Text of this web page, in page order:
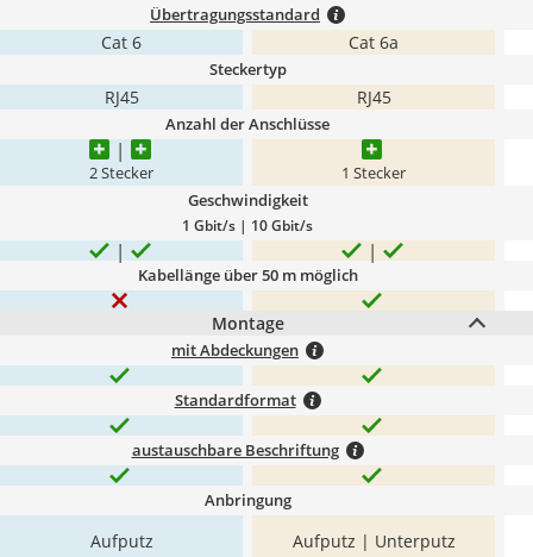
Übertragungsstandard
Cat 6 Cat 6a
Steckertyp
RJ45 RJ45
Anzahl der Anschlüsse
2 Stecker 1 Stecker
Geschwindigkeit
1 Gbit/s | 10 Gbit/s
Kabellänge über 50 m möglich
Montage
mit Abdeckungen
Standardformat
austauschbare Beschriftung
Anbringung
Aufputz Aufputz | Unterputz